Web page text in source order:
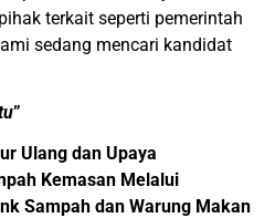
terkait seperti pemerintah
sedang mencari kandidat
”
Ulang dan Upaya
Kemasan Melalui
Sampah dan Warung Makan